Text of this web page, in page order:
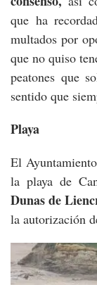
que ha
multados por
que no quiso
peatones que
sentido que
Playa
El
la playa de
Dunas de
la autorización